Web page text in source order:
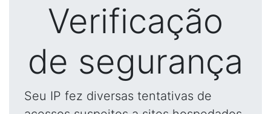
Verificação
de segurança
Seu IP fez diversas tentativas de